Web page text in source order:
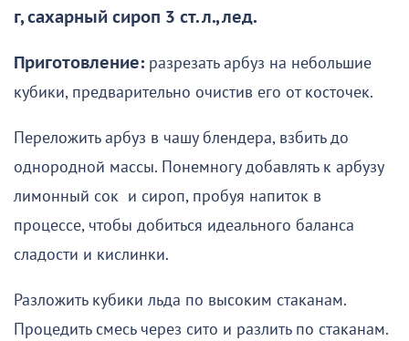
г, сахарный сироп 3 ст. л., лед.
Приготовление: разрезать арбуз на небольшие
кубики, предварительно очистив его от косточек.
Переложить арбуз в чашу блендера, взбить до
однородной массы. Понемногу добавлять к арбузу
лимонный сок и сироп, пробуя напиток в
процессе, чтобы добиться идеального баланса
сладости и кислинки.
Разложить кубики льда по высоким стаканам.
Процедить смесь через сито и разлить по стаканам.